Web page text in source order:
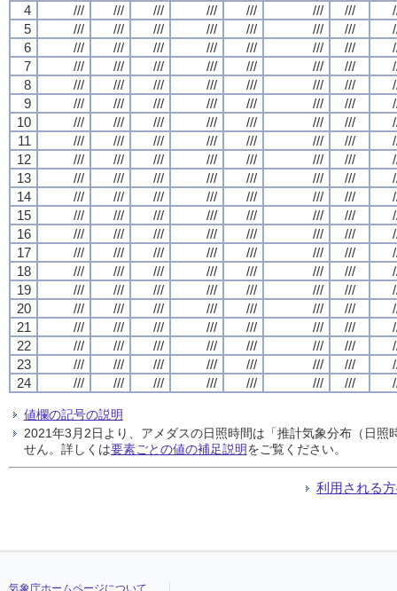
4
/// /// /// /// /// /// ///
5
/// /// /// /// /// /// ///
6
/// /// /// /// /// /// ///
7
/// /// /// /// /// /// ///
8
/// /// /// /// /// /// ///
9
/// /// /// /// /// /// ///
10
/// /// /// /// /// /// ///
11
/// /// /// /// /// /// ///
12
/// /// /// /// /// /// ///
13
/// /// /// /// /// /// ///
14
/// /// /// /// /// /// ///
15
/// /// /// /// /// /// ///
16
/// /// /// /// /// /// ///
17
/// /// /// /// /// /// ///
18
/// /// /// /// /// /// ///
19
/// /// /// /// /// /// ///
20
/// /// /// /// /// /// ///
21
/// /// /// /// /// /// ///
22
/// /// /// /// /// /// ///
23
/// /// /// /// /// /// ///
24
/// /// /// /// /// /// ///
値欄の記号の説明
2021年3月2日より、アメダスの日照時間は「推計気象分布（日
せん。詳しくは要素ごとの値の補足説明をご覧ください。
利用される
気象庁ホームページについて